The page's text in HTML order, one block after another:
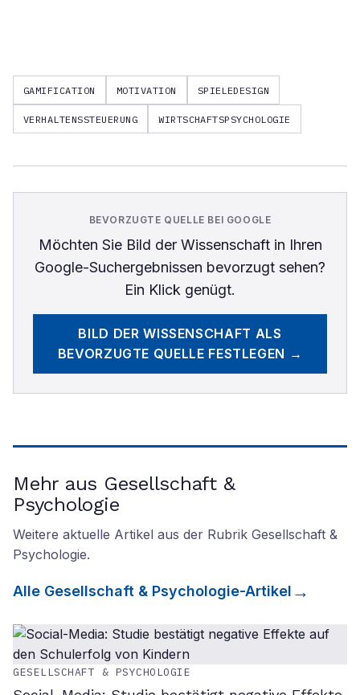
GAMIFICATION MOTIVATION SPIELEDESIGN
VERHALTENSSTEUERUNG WIRTSCHAFTSPSYCHOLOGIE
BEVORZUGTE QUELLE BEI GOOGLE
Möchten Sie Bild der Wissenschaftin Ihren
Google-Suchergebnissen bevorzugt sehen?
Ein Klick genügt.
BILD DER WISSENSCHAFT ALS
BEVORZUGTE QUELLE FESTLEGEN →
Mehr aus Gesellschaft &
Psychologie
Weitere aktuelle Artikel aus der Rubrik Gesellschaft &
Psychologie.
Alle Gesellschaft & Psychologie-Artikel
GESELLSCHAFT & PSYCHOLOGIE